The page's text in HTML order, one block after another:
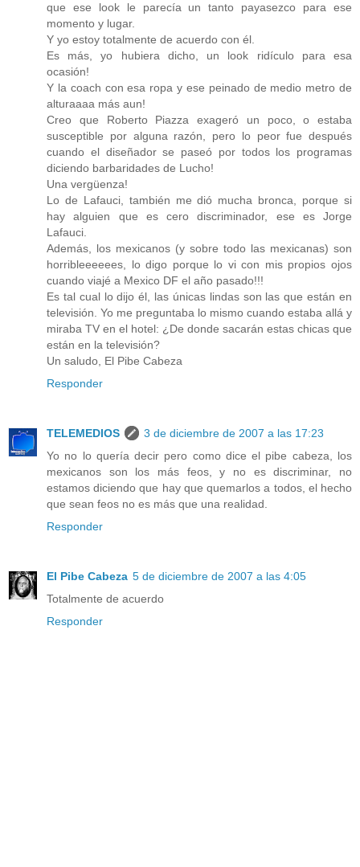
que ese look le parecía un tanto payasezco para ese
momento y lugar.
Y yo estoy totalmente de acuerdo con él.
Es más, yo hubiera dicho, un look ridículo para esa
ocasión!
Y la coach con esa ropa y ese peinado de medio metro de
alturaaaa más aun!
Creo que Roberto Piazza exageró un poco, o estaba
susceptible por alguna razón, pero lo peor fue después
cuando el diseñador se paseó por todos los programas
diciendo barbaridades de Lucho!
Una vergüenza!
Lo de Lafauci, también me dió mucha bronca, porque si
hay alguien que es cero discriminador, ese es Jorge
Lafauci.
Además, los mexicanos (y sobre todo las mexicanas) son
horribleeeeees, lo digo porque lo vi con mis propios ojos
cuando viajé a Mexico DF el año pasado!!!
Es tal cual lo dijo él, las únicas lindas son las que están en
televisión. Yo me preguntaba lo mismo cuando estaba allá y
miraba TV en el hotel: ¿De donde sacarán estas chicas que
están en la televisión?
Un saludo, El Pibe Cabeza
Responder
TELEMEDIOS
3 de diciembre de 2007 a las 17:23
Yo no lo quería decir pero como dice el pibe cabeza, los
mexicanos son los más feos, y no es discriminar, no
estamos diciendo que hay que quemarlos a todos, el hecho
que sean feos no es más que una realidad.
Responder
El Pibe Cabeza 5 de diciembre de 2007 a las 4:05
Totalmente de acuerdo
Responder